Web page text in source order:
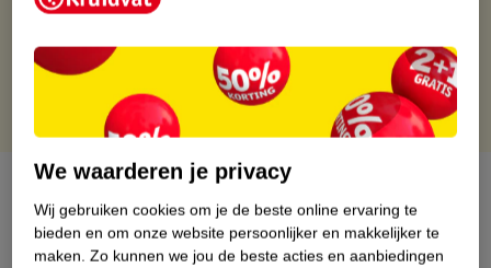
Gratis retourneren via verkooppartner.
Gratis punten met je Kruidvat kaart
Over dit product
Productinformatie
We waarderen je privacy
Wij gebruiken cookies om je de beste online ervaring te
bieden en om onze website persoonlijker en makkelijker te
maken. Zo kunnen we jou de beste acties en aanbiedingen